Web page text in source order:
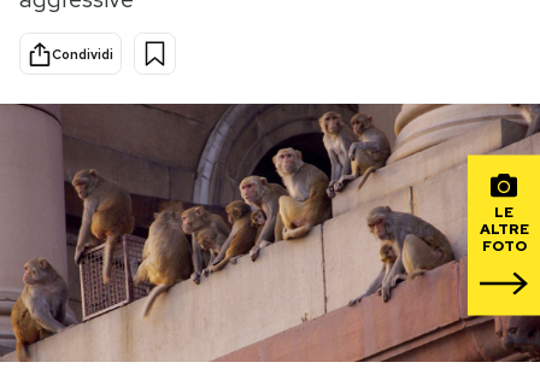
Scienza
Cultura
Economia
Altrecose
Mondiali calcio 2026
PODCAST
NEWSLETTER
Condividi
LE
ALTRE
FOTO